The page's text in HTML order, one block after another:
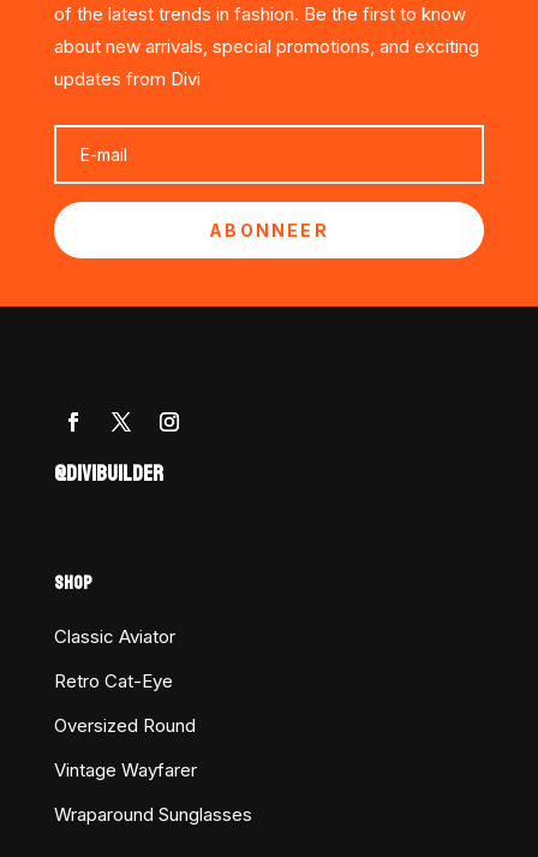
of the latest trends in fashion. Be the first to know
about new arrivals, special promotions, and exciting
updates from Divi
ABONNEER
@DIVIBUILDER
SHOP
Classic Aviator
Retro Cat-Eye
Oversized Round
Vintage Wayfarer
Wraparound Sunglasses